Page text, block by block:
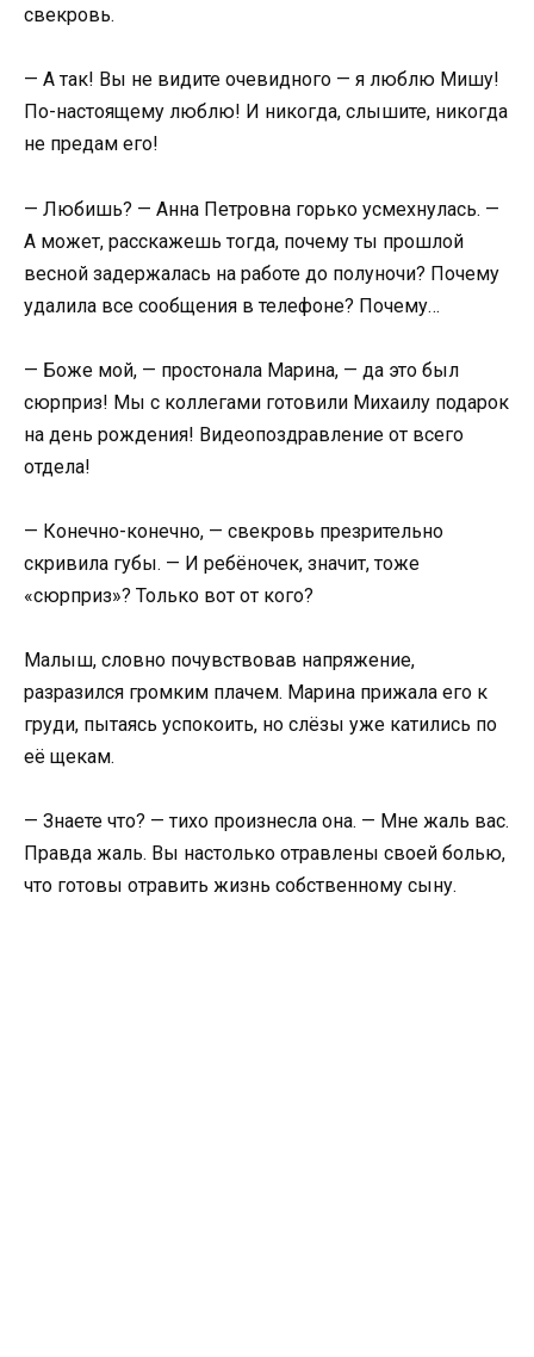
свекровь.
— А так! Вы не видите очевидного — я люблю Мишу!
По-настоящему люблю! И никогда, слышите, никогда
не предам его!
— Любишь? — Анна Петровна горько усмехнулась. —
А может, расскажешь тогда, почему ты прошлой
весной задержалась на работе до полуночи? Почему
удалила все сообщения в телефоне? Почему…
— Боже мой, — простонала Марина, — да это был
сюрприз! Мы с коллегами готовили Михаилу подарок
на день рождения! Видеопоздравление от всего
отдела!
— Конечно-конечно, — свекровь презрительно
скривила губы. — И ребёночек, значит, тоже
«сюрприз»? Только вот от кого?
Малыш, словно почувствовав напряжение,
разразился громким плачем. Марина прижала его к
груди, пытаясь успокоить, но слёзы уже катились по
её щекам.
— Знаете что? — тихо произнесла она. — Мне жаль вас.
Правда жаль. Вы настолько отравлены своей болью,
что готовы отравить жизнь собственному сыну.